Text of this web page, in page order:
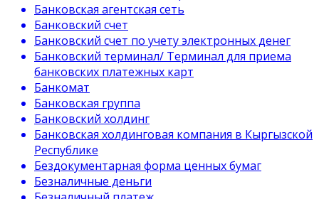
Банковская агентская сеть
Банковский счет
Банковский счет по учету электронных денег
Банковский терминал/ Терминал для приема
банковских платежных карт
Банкомат
Банковская группа
Банковский холдинг
Банковская холдинговая компания в Кыргызской
Республике
Бездокументарная форма ценных бумаг
Безналичные деньги